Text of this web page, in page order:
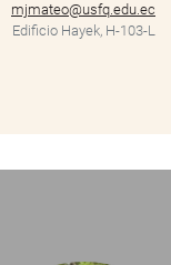
mjmateo@usfq.edu.ec
Edificio Hayek, H-103-L